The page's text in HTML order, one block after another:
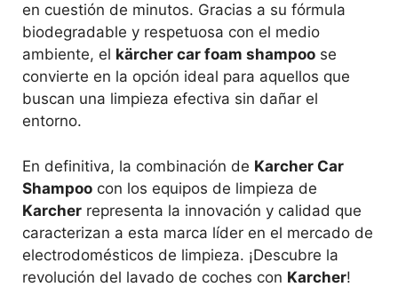
en cuestión de minutos. Gracias a su fórmula
biodegradable y respetuosa con el medio
ambiente, el kärcher car foam shampoo se
convierte en la opción ideal para aquellos que
buscan una limpieza efectiva sin dañar el
entorno.
En definitiva, la combinación de Karcher Car
Shampoo con los equipos de limpieza de
Karcher representa la innovación y calidad que
caracterizan a esta marca líder en el mercado de
electrodomésticos de limpieza. ¡Descubre la
revolución del lavado de coches con Karcher!